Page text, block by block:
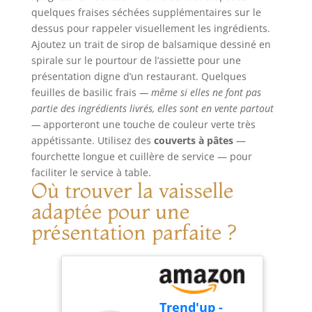
utilisateur sans
souci et une
utilisation pratique
à chaque fois.
ENTRETIEN : Passe
au lave-vaisselle.
Râpez sans effort
pour un meilleur
résultat. L'arôme
naturel est libéré
et rehausse le
quelques fraises séchées supplémentaires sur le
dessus pour rappeler visuellement les ingrédients.
Ajoutez un trait de sirop de balsamique dessiné en
spirale sur le pourtour de l’assiette pour une
présentation digne d’un restaurant. Quelques
feuilles de basilic frais — même si elles ne font pas
partie des ingrédients livrés, elles sont en vente partout
—apporteront une touche de couleur verte très
appétissante. Utilisez des couverts à pâtes—
fourchette longue et cuillère de service — pour
faciliter le service à table.
Où trouver la vaisselle
adaptée pour une
présentation parfaite ?
Trend'up -